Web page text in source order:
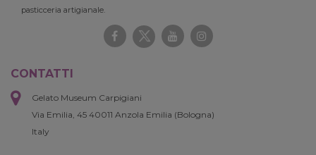
pasticceria artigianale.
CONTATTI
Gelato Museum Carpigiani
Via Emilia, 45 40011 Anzola Emilia (Bologna)
Italy